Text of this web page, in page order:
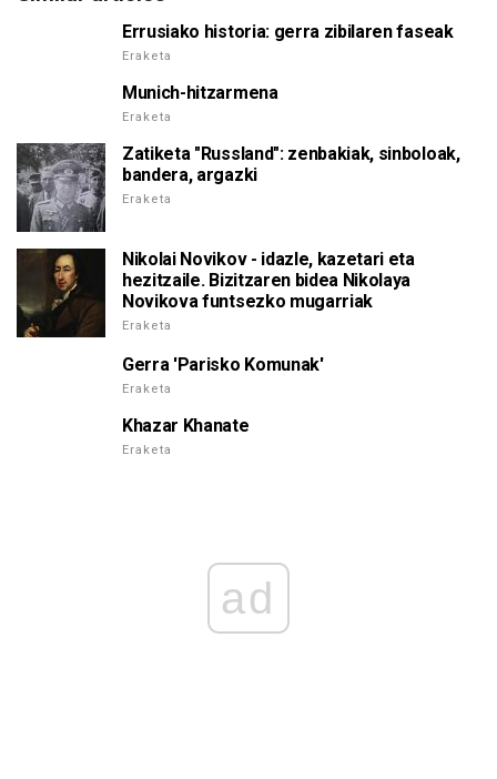
Errusiako historia: gerra zibilaren faseak
Eraketa
Munich-hitzarmena
Eraketa
Zatiketa "Russland": zenbakiak, sinboloak,
bandera, argazki
Eraketa
Nikolai Novikov - idazle, kazetari eta
hezitzaile. Bizitzaren bidea Nikolaya
Novikova funtsezko mugarriak
Eraketa
Gerra 'Parisko Komunak'
Eraketa
Khazar Khanate
Eraketa
ad